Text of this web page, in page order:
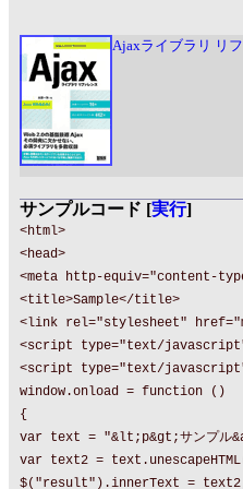
Ajaxライブラリ リ
サンプルコード [実行]
<html>
<head>
<meta http-equiv="content-
<title>Sample</title>
<link rel="stylesheet"
<script type="text/
<script type="text/
window.onload = function ()
{
var text = "&lt;p&gt;サンプル
var text2 =
$("result").innerText =